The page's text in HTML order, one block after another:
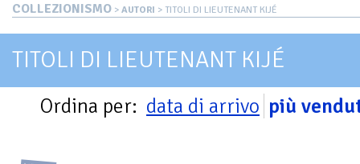
COLLEZIONISMO > AUTORI > TITOLI DI LIEUTENANT KIJÉ
TITOLI DI LIEUTENANT KIJÉ
Ordina per: data di arrivo più